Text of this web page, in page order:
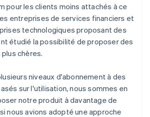
pour les clients moins attachés à ce
entreprises de services financiers et
technologiques proposant des
étudié la possibilité de proposer des
chères.
niveaux d'abonnement à des
sur l'utilisation, nous sommes en
notre produit à davantage de
nous avions adopté une approche